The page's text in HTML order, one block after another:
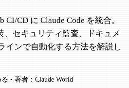
CD に Claude Code を統合。
、セキュリティ監査、ドキュメ
インで自動化する方法を解説し
る • 著者：Claude World